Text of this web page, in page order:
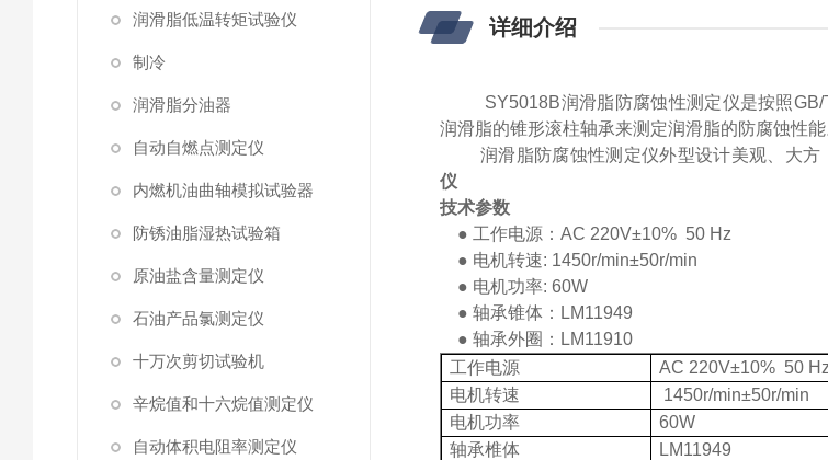
润滑脂低温转矩试验仪
制冷
润滑脂分油器
自动自燃点测定仪
内燃机油曲轴模拟试验器
防锈油脂湿热试验箱
原油盐含量测定仪
石油产品氯测定仪
十万次剪切试验机
辛烷值和十六烷值测定仪
自动体积电阻率测定仪
详细介绍
SY5018B润滑脂防腐蚀性测定仪是按照
润滑脂的锥形滚柱轴承来测定润滑脂的防腐蚀性能
润滑脂防腐蚀性测定仪外型设计美观、大方
仪
技术参数
● 工作电源：AC 220V±10% 50 Hz
● 电机转速: 1450r/min±50r/min
● 电机功率: 60W
● 轴承锥体：LM11949
●轴承外圈：LM11910
工作电源
AC 220V±10% 50 Hz
电机转速
1450r/min±50r/min
电机功率
60W
轴承椎体
LM11949